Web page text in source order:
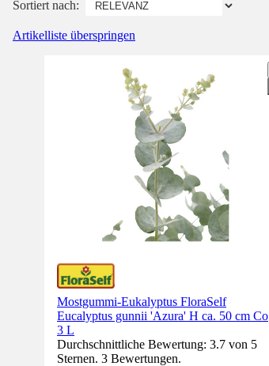
Sortiert nach:
Artikelliste überspringen
Mostgummi-Eukalyptus FloraSelf
Eucalyptus gunnii 'Azura' H ca. 50 cm Co
3 L
Durchschnittliche Bewertung: 3.7 von 5
Sternen. 3 Bewertungen.